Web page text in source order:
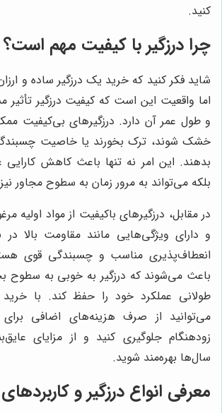
کنید.
چرا درزگیر با کیفیت مهم است؟
شاید فکر کنید که خرید یک درزگیر ساده و
اما واقعیت این است که کیفیت درزگیر تأثیر
و طول عمر آن دارد. درزگیرهای بی‌کیفیت
خشک شوند، ترک بخورند یا خاصیت
بدهند. این امر نه تنها باعث کاهش کارایی
بلکه می‌تواند به مرور زمان به سطوح مجاور
در مقابل، درزگیرهای باکیفیت از مواد اولیه
و دارای ویژگی‌هایی مانند مقاومت بالا در
انعطاف‌پذیری مناسب و چسبندگی قوی
باعث می‌شوند که درزگیر به خوبی به سطوح
طولانی عملکرد خود را حفظ کند. با خرید
می‌توانید از صرف هزینه‌های اضافی
زودهنگام جلوگیری کنید و از مزایای
سال‌ها بهره‌مند شوید.
معرفی انواع درزگیر و